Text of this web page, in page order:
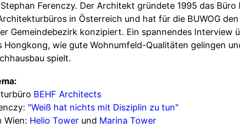
Ferenczy. Der Architekt gründete 1995 das Büro
in Österreich und hat für die BUWOG
Gemeindebezirk konzipiert. Ein spannendes Interview
Hongkong, wie gute Wohnumfeld-Qualitäten gelingen
spielt.
BEHF Architects
"Weiß hat nichts mit Disziplin zu tun"
Wien: Helio Tower und Marina Tower